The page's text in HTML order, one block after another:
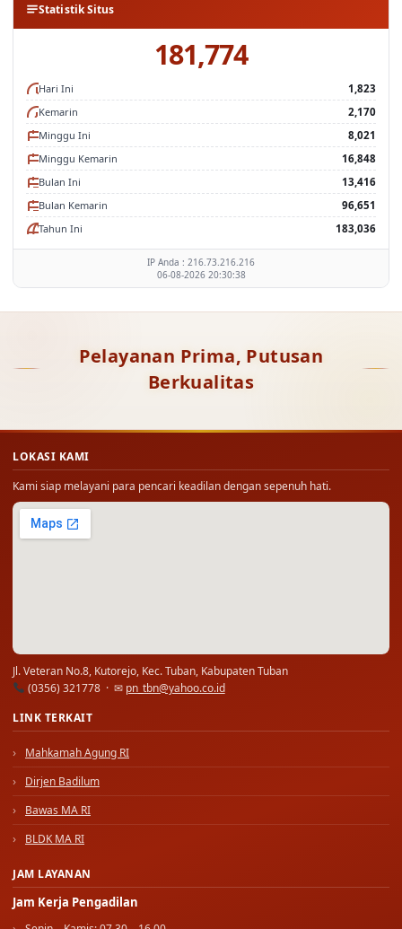
Statistik Situs
181,774
Hari Ini
1,823
Kemarin
2,170
Minggu Ini
8,021
Minggu Kemarin
16,848
Bulan Ini
13,416
Bulan Kemarin
96,651
Tahun Ini
183,036
IP Anda : 216.73.216.216
06-08-2026 20:30:38
Pelayanan Prima, Putusan
Berkualitas
LOKASI KAMI
Kami siap melayani para pencari keadilan dengan sepenuh hati.
Jl. Veteran No.8, Kutorejo, Kec. Tuban, Kabupaten Tuban
(0356) 321778 · ✉ pn_tbn@yahoo.co.id
LINK TERKAIT
Mahkamah Agung RI
Dirjen Badilum
Bawas MA RI
BLDK MA RI
JAM LAYANAN
Jam Kerja Pengadilan